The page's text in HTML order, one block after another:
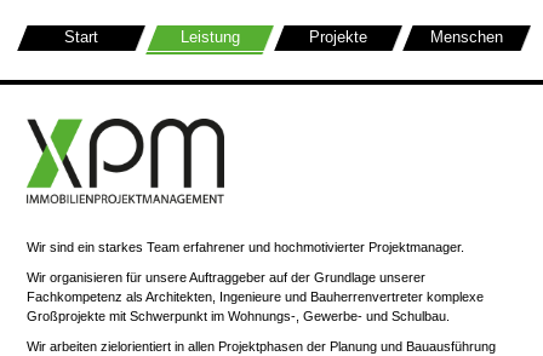
Start Leistung Projekte Menschen
Wir sind ein starkes Team erfahrener und hochmotivierter Projektmanager.
Wir organisieren für unsere Auftraggeber auf der Grundlage unserer
Fachkompetenz als Architekten, Ingenieure und Bauherrenvertreter komplexe
Großprojekte mit Schwerpunkt im Wohnungs-, Gewerbe- und Schulbau.
Wir arbeiten zielorientiert in allen Projektphasen der Planung und Bauausführung